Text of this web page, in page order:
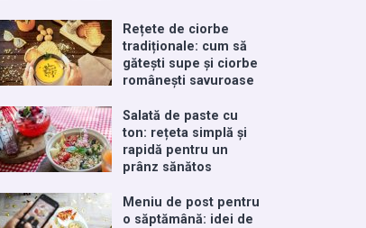
Rețete de ciorbe
tradiționale: cum să
gătești supe și ciorbe
românești savuroase
Salată de paste cu
ton: rețeta simplă și
rapidă pentru un
prânz sănătos
Meniu de post pentru
o săptămână: idei de